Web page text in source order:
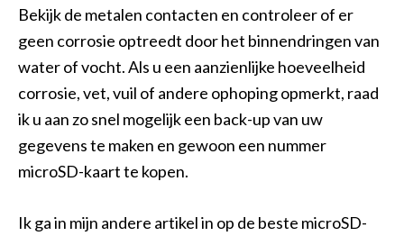
Bekijk de metalen contacten en controleer of er
geen corrosie optreedt door het binnendringen van
water of vocht. Als u een aanzienlijke hoeveelheid
corrosie, vet, vuil of andere ophoping opmerkt, raad
ik u aan zo snel mogelijk een back-up van uw
gegevens te maken en gewoon een nummer
microSD-kaart te kopen.
Ik ga in mijn andere artikel in op de beste microSD-